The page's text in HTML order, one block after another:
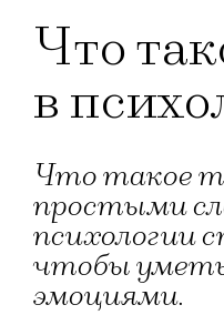
Что
в
Что такое
простыми
психологии
чтобы
эмоциями.